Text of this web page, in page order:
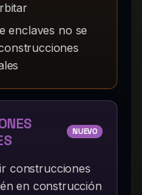
enclaves no se
NUEVO
construcciones
en construcción